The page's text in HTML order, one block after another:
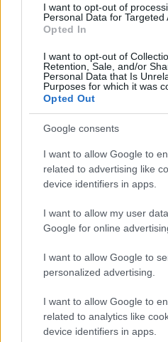
I want to opt-out of
Personal Data for Targeted
Opted In
I want to opt-out of
Retention, Sale, and/or
Personal Data that Is
Purposes for which it was
Opted Out
Google consents
I want to allow Google to
related to advertising like
device identifiers in apps.
I want to allow my user
Google for online
I want to allow Google to
personalized advertising.
I want to allow Google to
related to analytics like
device identifiers in apps.
sérüléseket lehet
is megtörtént.